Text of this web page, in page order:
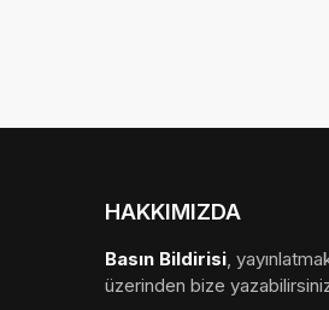
HAKKIMIZDA
Basın Bildirisi,
üzerinden bize